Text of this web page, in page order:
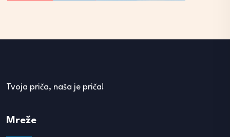
Tvoja priča, naša je priča!
Mreže